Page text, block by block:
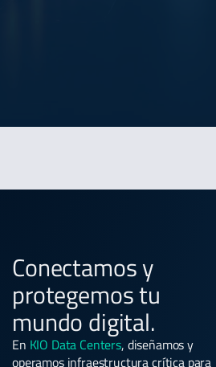
Conectamos y
protegemos tu
mundo digital.
En KIO Data Centers, diseñamos y
operamos infraestructura crítica para